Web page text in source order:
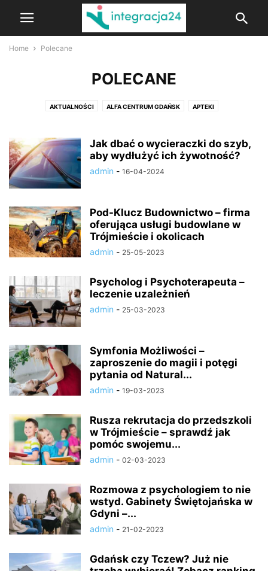
Home Polecane
POLECANE
AKTUALNOŚCI ALFA CENTRUM GDAŃSK APTEKI
HIPERMARKETY
MARKETY BUDOWLANE, DEKORACJE I WYPOSAŻENIE WNĘTRZ
MCDONALDS NOWOŚCI, RABATY I PROMOCJE
OŚWIETLENIE LAMPY
SZKOLENIA SZKOŁY WYŻSZE WYPOSAŻENIE WNĘTRZ ZDROWIE
Jak dbać o wycieraczki do szyb,
aby wydłużyć ich żywotność?
admin - 16-04-2024
Pod-Klucz Budownictwo – firma
oferująca usługi budowlane w
Trójmieście i okolicach
admin - 25-05-2023
Psycholog i Psychoterapeuta –
leczenie uzależnień
admin - 25-03-2023
Symfonia Możliwości –
zaproszenie do magii i potęgi
pytania od Natural...
admin - 19-03-2023
Rusza rekrutacja do przedszkoli
w Trójmieście – sprawdź jak
pomóc swojemu...
admin - 02-03-2023
Rozmowa z psychologiem to nie
wstyd. Gabinety Świętojańska w
Gdyni –...
admin - 21-02-2023
Gdańsk czy Tczew? Już nie